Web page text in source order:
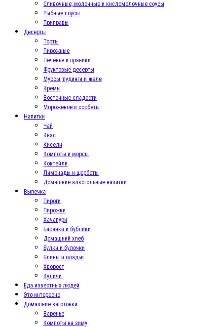
Сливочные, молочные и кисломолочные соусы
Рыбные соусы
Приправы
Десерты
Торты
Пирожные
Печенье и пряники
Фруктовые десерты
Муссы, пудинги и желе
Кремы
Восточные сладости
Мороженое и сорбеты
Напитки
Чай
Квас
Кисели
Компоты и морсы
Коктейли
Лимонады и щербеты
Домашние алкогольные напитки
Выпечка
Пироги
Пирожки
Хачапури
Баранки и бублики
Домашний хлеб
Булки и булочки
Блины и оладьи
Хворост
Куличи
Еда известных людей
Это интересно
Домашние заготовки
Варенье
Компоты на зиму